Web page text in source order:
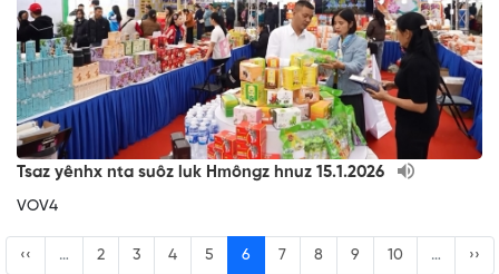
Tsaz yênhx nta suôz luk Hmôngz hnuz 15.1.2026
VOV4
‹‹ … 2 3 4 5 6 7 8 9 10 … ››